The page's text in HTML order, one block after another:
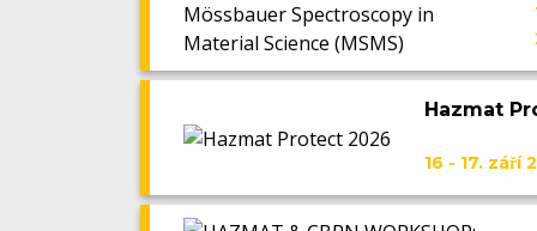
Hazmat
16 - 17. září